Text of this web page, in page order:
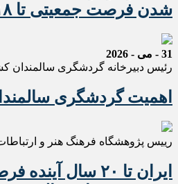
شدن فرصت جمعیتی تا ۱۴۱۸
31 - می - 2026
رئیس دبیرخانه گردشگری سالمندان
اهمیت گردشگری
رییس پژوهشگاه فرهنگ هنر و
ایران تا ۲۰ سال